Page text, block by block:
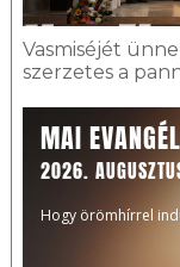
Vasmiséjét
szerzetes a
MAI
2026.
Hogy örömhírrel